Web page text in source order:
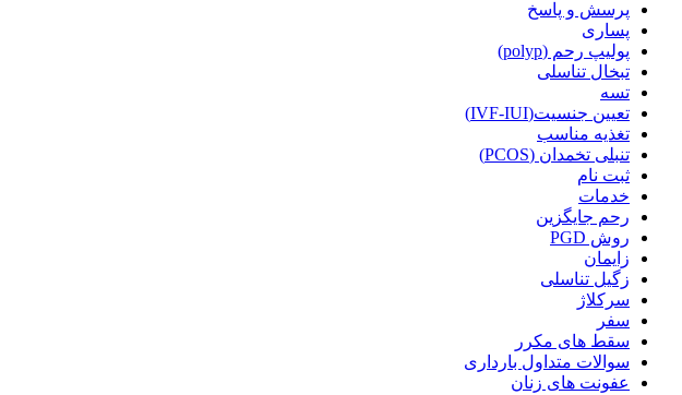
پرسش و پاسخ
پساری
پولیپ رحم (polyp)
تبخال تناسلی
تسه
تعیین جنسیت(IVF-IUI)
تغذیه مناسب
تنبلی تخمدان (PCOS)
ثبت نام
خدمات
رحم جایگزین
روش PGD
زایمان
زگیل تناسلی
سرکلاژ
سفر
سقط های مکرر
سوالات متداول بارداری
عفونت های زنان